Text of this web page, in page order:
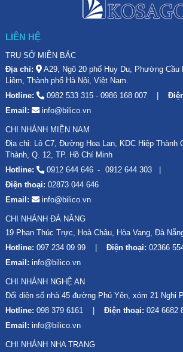
LIÊN HỆ
TRỤ SỞ MIỀN BẮC
Địa chỉ:
A29, Ngõ 20 phố Huy Du, Phường Cầu
Liêm, Thành phố Hà Nội, Việt Nam.
Hotline:
0982 533 315 - 0986 168 007
Email:
info@bilico.vn
CHI NHÁNH MIỀN NAM
Địa chỉ: Lô C7, Đường Hoa Lan, KDC Hiệp Thành
Thành, Q. 12, TP. Hồ Chí Minh
Hotline:
0912 644 646
0912 644 303
Điện thoại: 02873 044 646
Email:
info@bilico.vn
CHI NHÁNH ĐÀ NẴNG
19 Phan Thúc Trực, Hoà Châu, Hòa Vang, Đà
Hotline: 097 234 09 99 Điện thoại: 02366
Email: info@bilico.vn
CHI NHÁNH NGHỆ AN
Đối diện số nhà 45 đường Phú Yên, xóm 21 Nghi
Hotline: 098 379 6161 Điện thoại: 024 6682
Email: info@bilico.vn
CHI NHÁNH NHA TRANG